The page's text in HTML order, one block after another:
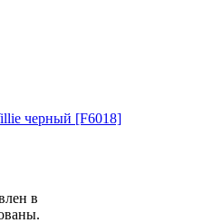
черный [F6018]
в